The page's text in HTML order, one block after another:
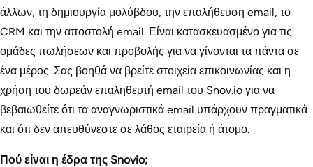
άλλων, τη δημιουργία μολύβδου, την επαλήθευση email, το
CRM και την αποστολή email. Είναι κατασκευασμένο για τις
ομάδες πωλήσεων και προβολής για να γίνονται τα πάντα σε
ένα μέρος. Σας βοηθά να βρείτε στοιχεία επικοινωνίας και η
χρήση του δωρεάν επαληθευτή email του Snov.io για να
βεβαιωθείτε ότι τα αναγνωριστικά email υπάρχουν πραγματικά
και ότι δεν απευθύνεστε σε λάθος εταιρεία ή άτομο.
Πού είναι η έδρα της Snovio;